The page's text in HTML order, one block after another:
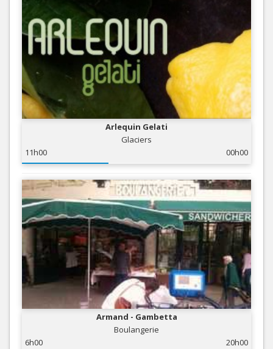
Arlequin Gelati
Glaciers
11h00
00h00
Armand - Gambetta
Boulangerie
6h00
20h00